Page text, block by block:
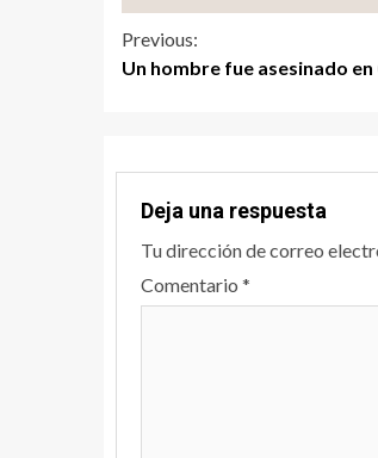
Previous:
Un hombre fue asesinado en
Deja una respuesta
Tu dirección de correo
Comentario *